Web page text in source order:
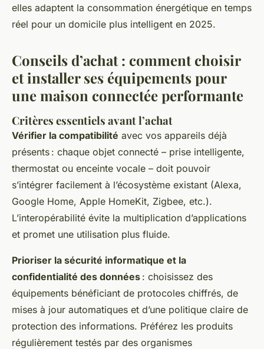
elles adaptent la consommation énergétique en temps
réel pour un domicile plus intelligent en 2025.
Conseils d’achat : comment choisir
et installer ses équipements pour
une maison connectée performante
Critères essentiels avant l’achat
Vérifier la compatibilité avec vos appareils déjà
présents : chaque objet connecté – prise intelligente,
thermostat ou enceinte vocale – doit pouvoir
s’intégrer facilement à l’écosystème existant (Alexa,
Google Home, Apple HomeKit, Zigbee, etc.).
L’interopérabilité évite la multiplication d’applications
et promet une utilisation plus fluide.
Prioriser la sécurité informatique et la
confidentialité des données : choisissez des
équipements bénéficiant de protocoles chiffrés, de
mises à jour automatiques et d’une politique claire de
protection des informations. Préférez les produits
régulièrement testés par des organismes